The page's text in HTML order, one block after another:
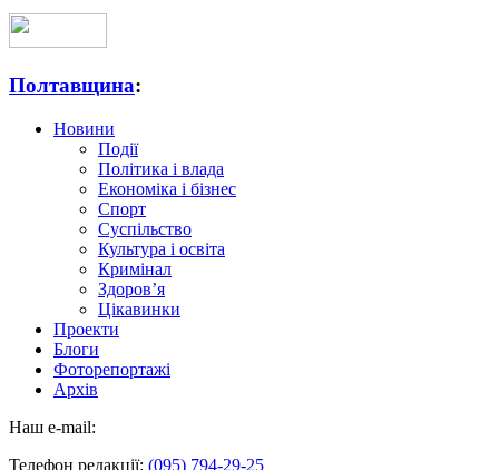
Полтавщина:
Новини
Події
Політика і влада
Економіка і бізнес
Спорт
Суспільство
Культура і освіта
Кримінал
Здоров’я
Цікавинки
Проекти
Блоги
Фоторепортажі
Архів
Наш e-mail:
Телефон редакції: (095) 794-29-25